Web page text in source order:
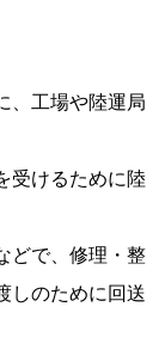
、工場や陸運局
受けるために陸
どで、修理・整
しのために回送